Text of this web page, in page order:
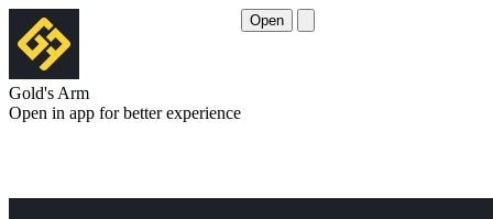
Gold's Arm
Open in app for better experience
Open